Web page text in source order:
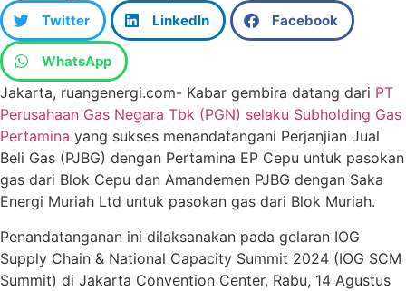
Twitter LinkedIn Facebook
WhatsApp
Jakarta, ruangenergi.com- Kabar gembira datang dari PT
Perusahaan Gas Negara Tbk (PGN) selaku Subholding Gas
Pertamina yang sukses menandatangani Perjanjian Jual
Beli Gas (PJBG) dengan Pertamina EP Cepu untuk pasokan
gas dari Blok Cepu dan Amandemen PJBG dengan Saka
Energi Muriah Ltd untuk pasokan gas dari Blok Muriah.
Penandatanganan ini dilaksanakan pada gelaran IOG
Supply Chain & National Capacity Summit 2024 (IOG SCM
Summit) di Jakarta Convention Center, Rabu, 14 Agustus